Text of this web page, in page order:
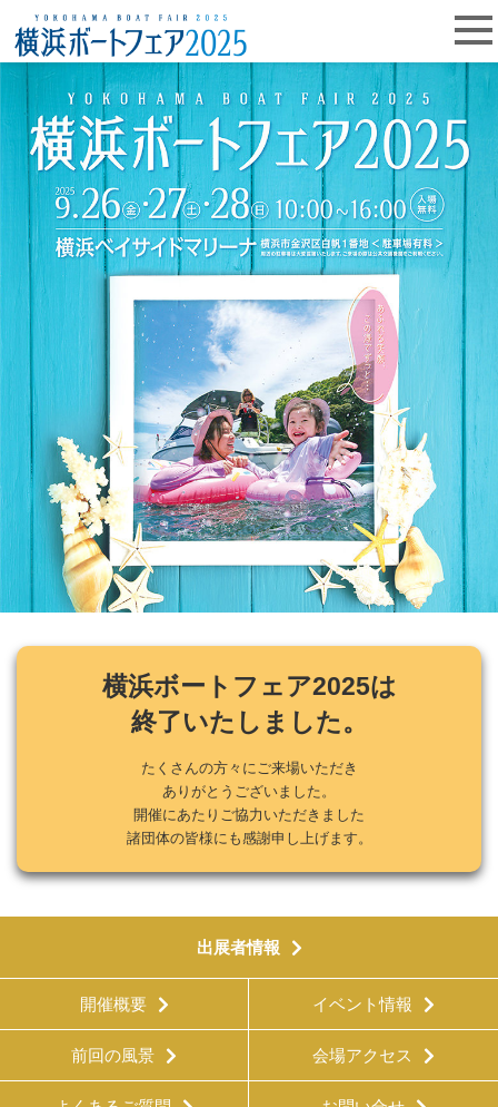
横浜ボートフェア2025は
終了いたしました。
たくさんの方々にご来場いただき
ありがとうございました。
開催にあたりご協力いただきました
諸団体の皆様にも感謝申し上げます。
出展者情報
開催概要 イベント情報
前回の風景 会場アクセス